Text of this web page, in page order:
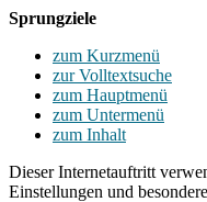
Sprungziele
zum Kurzmenü
zur Volltextsuche
zum Hauptmenü
zum Untermenü
zum Inhalt
Dieser Internetauftritt
Einstellungen und